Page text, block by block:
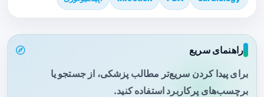
راهنمای سریع
برای پیدا کردن سریع‌تر مطالب پزشکی، از جستجو یا
برچسب‌های پرکاربرد استفاده کنید.